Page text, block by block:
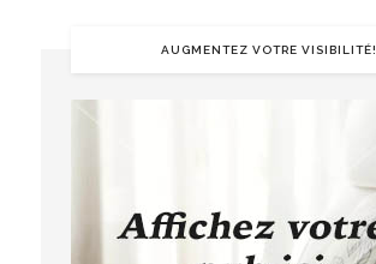
AUGMENTEZ VOTRE VISIBILITÉ!